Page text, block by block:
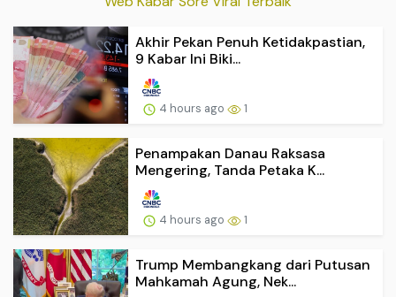
Akhir Pekan Penuh Ketidakpastian,
9 Kabar Ini Biki...
4 hours ago 1
Penampakan Danau Raksasa
Mengering, Tanda Petaka K...
4 hours ago 1
Trump Membangkang dari Putusan
Mahkamah Agung, Nek...